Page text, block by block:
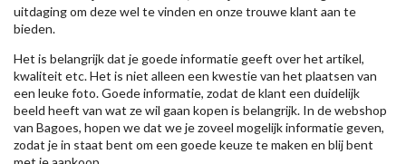
uitdaging om deze wel te vinden en onze trouwe klant aan te
bieden.
Het is belangrijk dat je goede informatie geeft over het artikel,
kwaliteit etc. Het is niet alleen een kwestie van het plaatsen van
een leuke foto. Goede informatie, zodat de klant een duidelijk
beeld heeft van wat ze wil gaan kopen is belangrijk. In de webshop
van Bagoes, hopen we dat we je zoveel mogelijk informatie geven,
zodat je in staat bent om een goede keuze te maken en blij bent